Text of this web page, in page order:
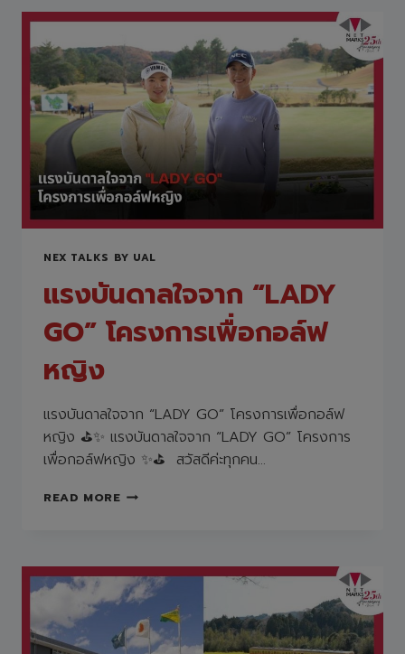
มา
ยก
ระดับ
ระบบ
IT
ด้วย
MICROSOFT
AZURE
&
RUBRIK
NEX TALKS BY UAL
แรงบันดาลใจจาก “LADY
GO” โครงการเพื่อกอล์ฟ
หญิง
แรงบันดาลใจจาก “LADY GO” โครงการเพื่อกอล์ฟ
หญิง ⛳️✨ แรงบันดาลใจจาก “LADY GO” โครงการ
เพื่อกอล์ฟหญิง ✨⛳️ สวัสดีค่ะทุกคน…
READ MOREแรง
“LADY
GO”
โครงการ
เพื่อ
กอล์ฟ